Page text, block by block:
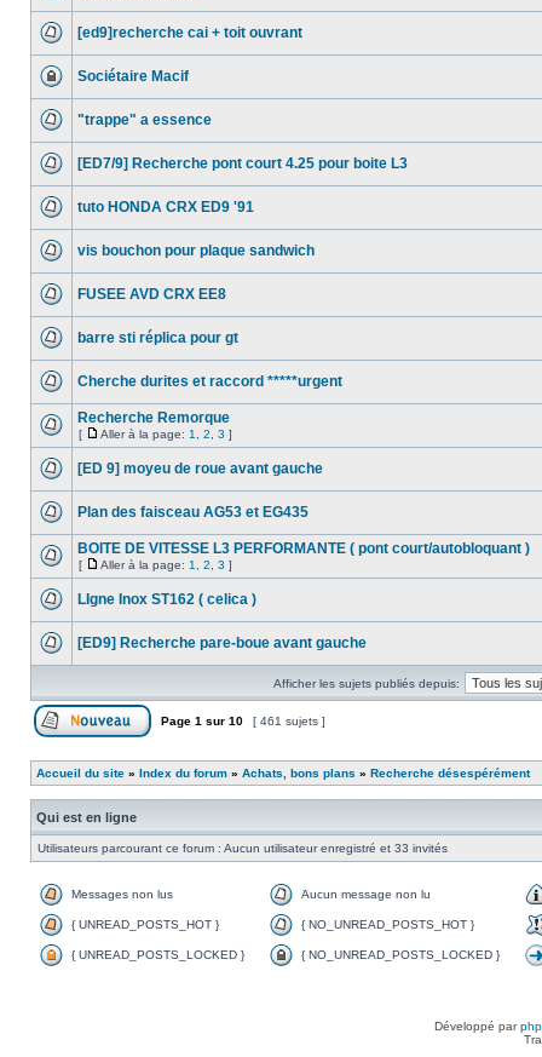
[ed9]recherche cai + toit ouvrant
Sociétaire Macif
"trappe" a essence
[ED7/9] Recherche pont court 4.25 pour boite L3
tuto HONDA CRX ED9 '91
vis bouchon pour plaque sandwich
FUSEE AVD CRX EE8
barre sti réplica pour gt
Cherche durites et raccord *****urgent
Recherche Remorque
[ Aller à la page: 1 2 3 ]
[ED 9] moyeu de roue avant gauche
Plan des faisceau AG53 et EG435
BOITE DE VITESSE L3 PERFORMANTE ( pont court/autobloquant )
[ Aller à la page: 1 2 3 ]
LIgne Inox ST162 ( celica )
[ED9] Recherche pare-boue avant gauche
Afficher les sujets publiés depuis:
Page 1 sur 10 [ 461 sujets ]
Accueil du site » Index du forum » Achats, bons plans » Recherche désespérément
Qui est en ligne
Utilisateurs parcourant ce forum : Aucun utilisateur enregistré et 33 invités
Messages non lus Aucun message non lu
{ UNREAD_POSTS_HOT } { NO_UNREAD_POSTS_HOT }
{ UNREAD_POSTS_LOCKED } { NO_UNREAD_POSTS_LOCKED }
Développé par